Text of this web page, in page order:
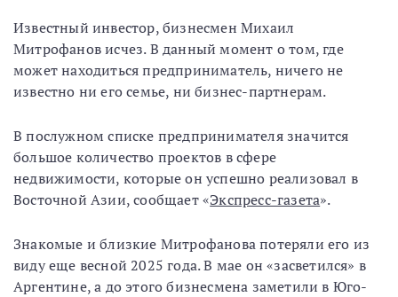
Известный инвестор, бизнесмен Михаил
Митрофанов исчез. В данный момент о том, где
может находиться предприниматель, ничего не
известно ни его семье, ни бизнес-партнерам.
В послужном списке предпринимателя значится
большое количество проектов в сфере
недвижимости, которые он успешно реализовал в
Восточной Азии, сообщает «Экспресс-газета».
Знакомые и близкие Митрофанова потеряли его из
виду еще весной 2025 года. В мае он «засветился» в
Аргентине, а до этого бизнесмена заметили в Юго-